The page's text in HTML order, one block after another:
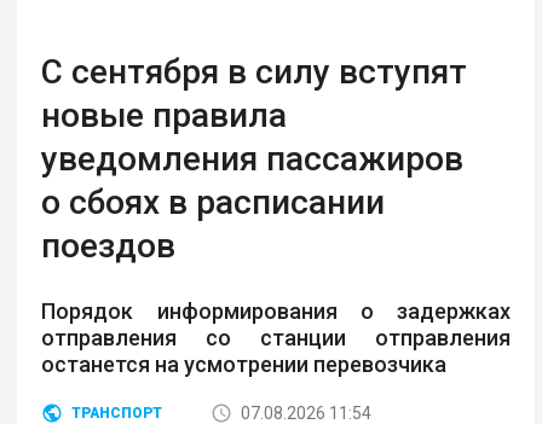
С сентября в силу вступят
новые правила
уведомления пассажиров
о сбоях в расписании
поездов
Порядок информирования о задержках
отправления со станции отправления
останется на усмотрении перевозчика
ТРАНСПОРТ
07.08.2026 11:54